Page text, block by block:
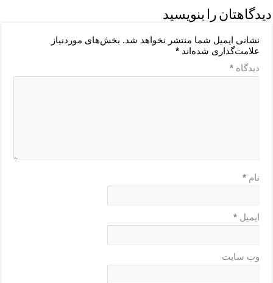
دیدگاهتان را بنویسید
نشانی ایمیل شما منتشر نخواهد شد. بخش‌های موردنیاز
علامت‌گذاری شده‌اند*
دیدگاه*
نام*
ایمیل*
وب‌ سایت